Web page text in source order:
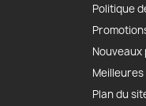
Politique
Plan du